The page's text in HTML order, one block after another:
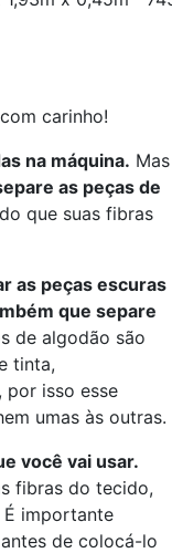
carinho!
na máquina. Mas
as peças de
que suas fibras
as peças escuras
que separe
de algodão são
tinta,
por isso esse
umas às outras.
você vai usar.
fibras do tecido,
É importante
de colocá-lo